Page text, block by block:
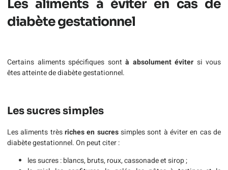
Les aliments à éviter en cas de
diabète gestationnel
Certains aliments spécifiques sont à absolument éviter si vous
êtes atteinte de diabète gestationnel.
Les sucres simples
Les aliments trèsriches en sucressimples sont à éviter en cas de
diabète gestationnel. On peut citer :
les sucres : blancs, bruts, roux, cassonade et sirop ;